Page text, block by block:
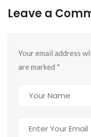
Leave a
Your email address
are marked *